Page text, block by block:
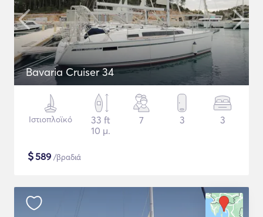
Bavaria Cruiser 34
Ιστιοπλοϊκό
33 ft
10 μ.
7 3 3
$589 /βραδιά